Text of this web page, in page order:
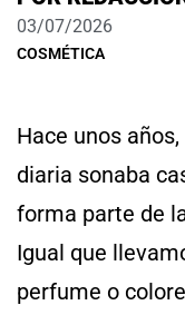
03/07/2026
COSMÉTICA
Hace unos
diaria sonaba
forma parte de
Igual que
perfume o